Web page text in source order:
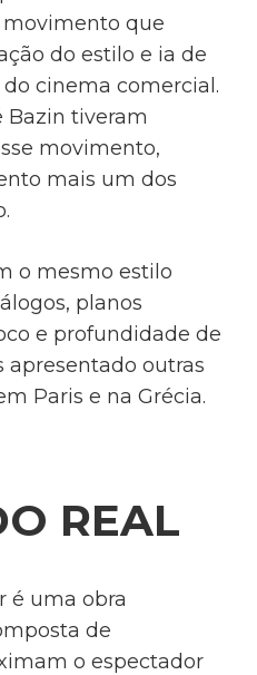
movimento que
do estilo e ia de
cinema comercial.
Bazin tiveram
movimento,
mais um dos
o mesmo estilo
planos
e profundidade de
apresentado outras
Paris e na Grécia.
REAL
é uma obra
de
o espectador